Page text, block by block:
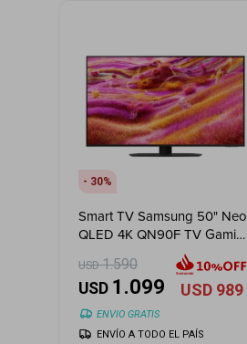
30
Smart TV Samsung 50" Neo
QLED 4K QN90F TV Gaming
USD 1.590
USD 1.099 USD 989
ENVIO GRATIS
ENVÍO A TODO EL PAÍS